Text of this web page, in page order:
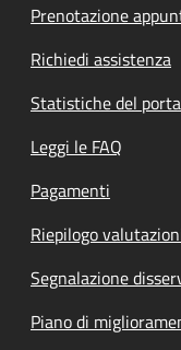
Prenotazione
Richiedi assistenza
Statistiche del
Leggi le FAQ
Pagamenti
Riepilogo
Segnalazione
Piano di